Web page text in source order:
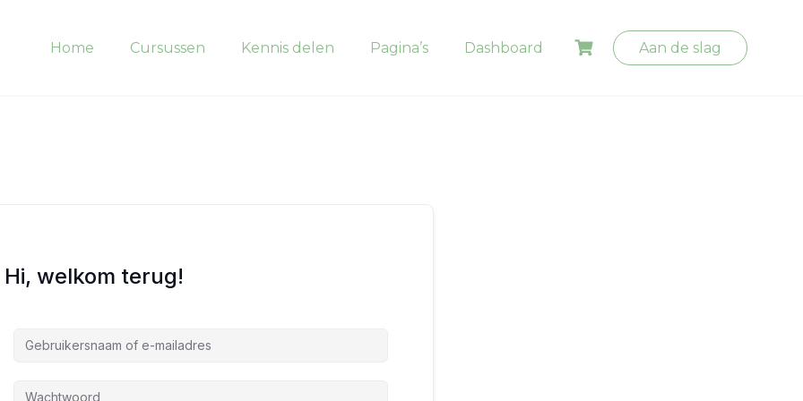
Home Cursussen Kennis delen Pagina’s Dashboard Aan de slag
Hi, welkom terug!